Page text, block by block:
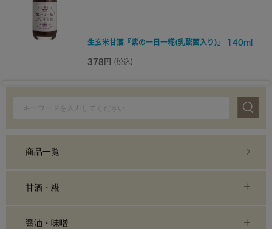
生玄米甘酒『紫の一日一糀(乳酸菌入り)』 140ml
378円 (税込)
商品一覧
甘酒・糀
醤油・味噌